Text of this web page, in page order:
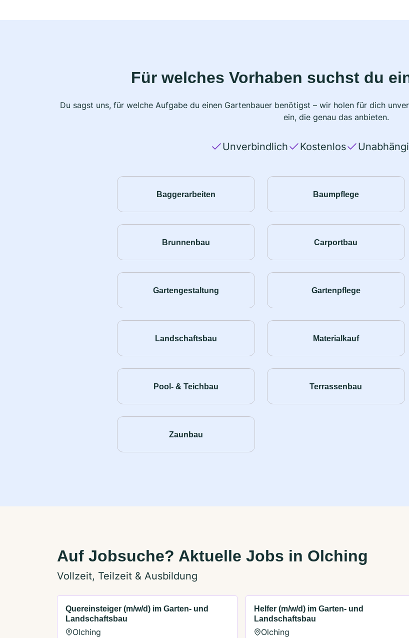
Für welches Vorhaben suchst du
Du sagst uns, für welche Aufgabe du einen Gartenbauer benötigst – wir holen für dich
ein, die genau das anbieten.
Unverbindlich Kostenlos
Baggerarbeiten Baumpflege
Brunnenbau Carportbau
Gartengestaltung Gartenpflege
Landschaftsbau Materialkauf
Pool- & Teichbau Terrassenbau
Zaunbau
Auf Jobsuche? Aktuelle Jobs in Olching
Vollzeit, Teilzeit & Ausbildung
Quereinsteiger (m/w/d) im Garten- und
Landschaftsbau
Olching
Helfer (m/w/d) im Garten- und
Landschaftsbau
Olching